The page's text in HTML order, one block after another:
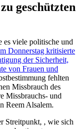
geschützten
es viele politische und
Donnerstag kritisierte
der Sicherheit,
von Frauen und
fehlten
Missbrauch des
Missbrauchs- und
Reem Alsalem.
Streitpunkt, , wie sich